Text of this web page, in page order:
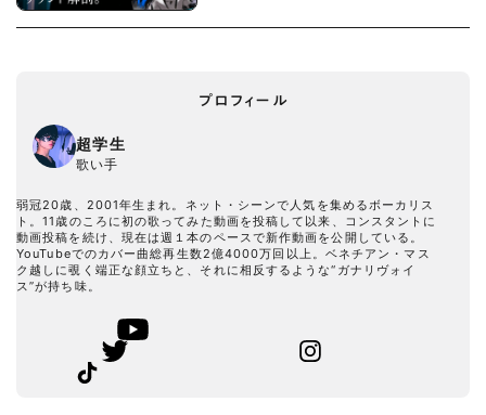
プロフィール
超学生
歌い手
弱冠20歳、2001年生まれ。ネット・シーンで人気を集めるボーカリス
ト。11歳のころに初の歌ってみた動画を投稿して以来、コンスタントに
動画投稿を続け、現在は週１本のペースで新作動画を公開している。
YouTubeでのカバー曲総再生数2億4000万回以上。ベネチアン・マス
ク越しに覗く端正な顔立ちと、それに相反するような“ガナリヴォイ
ス”が持ち味。